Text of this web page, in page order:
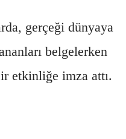
gerçeği dünyaya
belgelerken
etkinliğe imza attı.